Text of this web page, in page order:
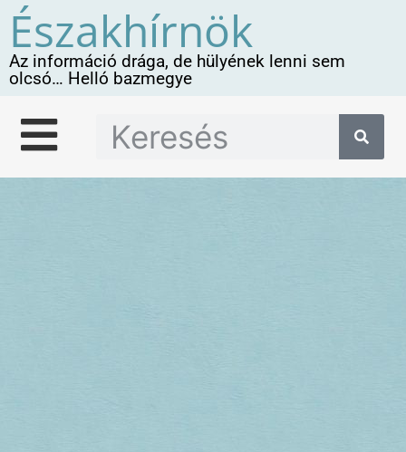
Északhírnök
Az információ drága, de hülyének lenni sem
olcsó… Helló bazmegye